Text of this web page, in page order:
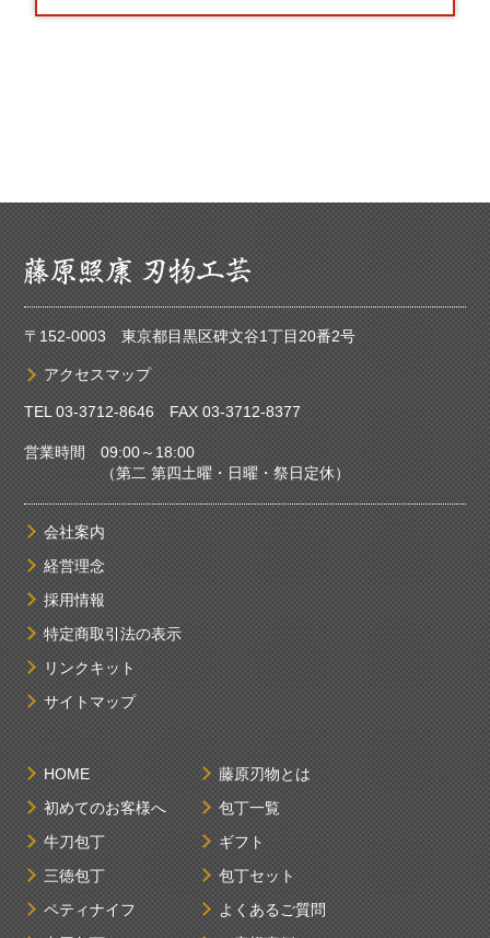
〒152-0003 東京都目黒区碑文谷1丁目20番2号
アクセスマップ
TEL03-3712-8646FAX 03-3712-8377
営業時間 09:00～18:00
（第二 第四土曜・日曜・祭日定休）
会社案内
経営理念
採用情報
特定商取引法の表示
リンクキット
サイトマップ
HOME
初めてのお客様へ
牛刀包丁
三徳包丁
ペティナイフ
藤原刃物とは
包丁一覧
ギフト
包丁セット
よくあるご質問